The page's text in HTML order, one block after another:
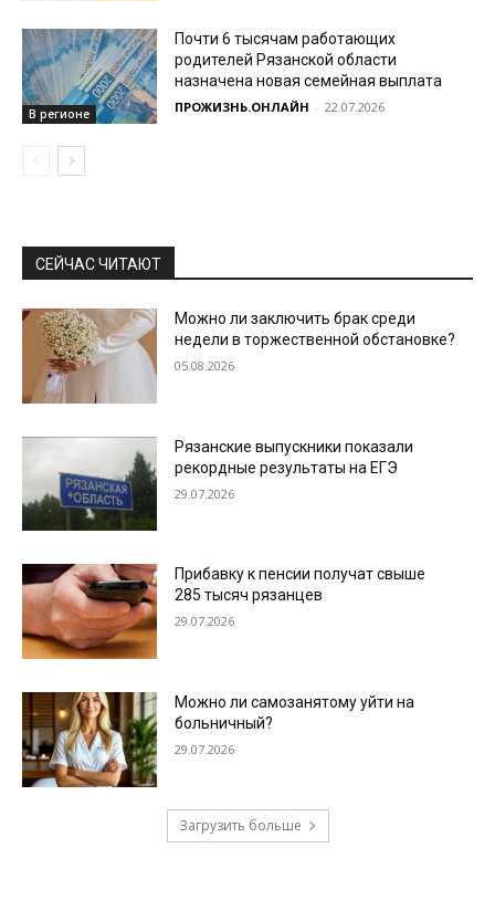
В регионе
Почти 6 тысячам работающих
родителей Рязанской области
назначена новая семейная выплата
ПРОЖИЗНЬ.ОНЛАЙН - 22.07.2026
СЕЙЧАС ЧИТАЮТ
Можно ли заключить брак среди
недели в торжественной обстановке?
05.08.2026
Рязанские выпускники показали
рекордные результаты на ЕГЭ
29.07.2026
Прибавку к пенсии получат свыше
285 тысяч рязанцев
29.07.2026
Можно ли самозанятому уйти на
больничный?
29.07.2026
Загрузить больше